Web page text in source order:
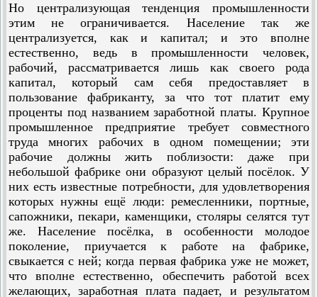
Но централизующая тенденция промышленности
этим не ограничивается. Население так же
централизуется, как и капитал; и это вполне
естественно, ведь в промышленности человек,
рабочий, рассматривается лишь как своего рода
капитал, который сам себя предоставляет в
пользование фабриканту, за что тот платит ему
проценты под названием заработной платы. Крупное
промышленное предприятие требует совместного
труда многих рабочих в одном помещении; эти
рабочие должны жить поблизости: даже при
небольшой фабрике они образуют целый посёлок. У
них есть известные потребности, для удовлетворения
которых нужны ещё люди: ремесленники, портные,
сапожники, пекари, каменщики, столяры селятся тут
же. Население посёлка, в особенности молодое
поколение, приучается к работе на фабрике,
свыкается с ней; когда первая фабрика уже не может,
что вполне естественно, обеспечить работой всех
желающих, заработная плата падает, и результатом